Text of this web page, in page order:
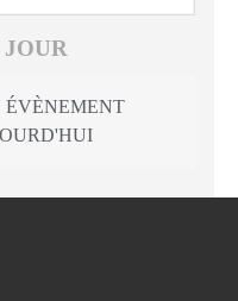
ÉVÈNEMENT